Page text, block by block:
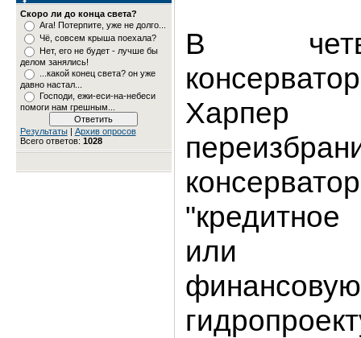
Скоро ли до конца света?
Ага! Потерпите, уже не долго...
Чё, совсем крыша поехала?
Нет, его не будет - лучше бы
делом занялись!
...какой конец света? он уже
давно настал...
Господи, ежи-еси-на-небеси
помоги нам грешным...
Результаты| Архив опросов
Всего ответов: 1028
В
Харпер
или